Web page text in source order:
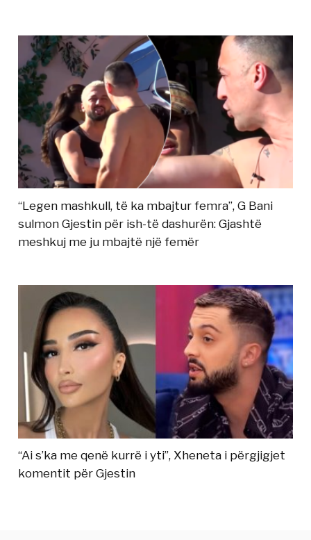
“Legen mashkull, të ka mbajtur femra”, G Bani
sulmon Gjestin për ish-të dashurën: Gjashtë
meshkuj me ju mbajtë një femër
“Ai s’ka me qenë kurrë i yti”, Xheneta i përgjigjet
komentit për Gjestin